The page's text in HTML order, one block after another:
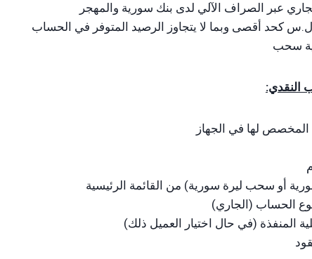
عبر الصراف الآلي لدى بنك سورية والمهجر
سحب
النقدي:
المخصص لها في الجهاز
أو سحب ليرة سورية) من القائمة الرئيسية
الحساب (الجاري)
المنفذة (في حال اختيار العميل ذلك)